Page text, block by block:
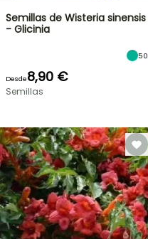
Semillas de Wisteria sinensis
- Glicinia
50
Desde8,90 €
Semillas